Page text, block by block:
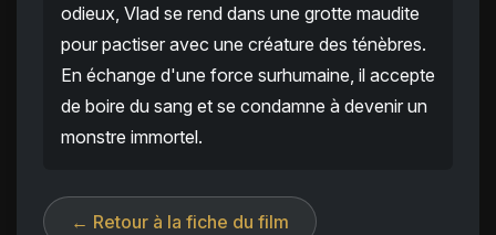
odieux, Vlad se rend dans une grotte maudite
pour pactiser avec une créature des ténèbres.
En échange d'une force surhumaine, il accepte
de boire du sang et se condamne à devenir un
monstre immortel.
← Retour à la fiche du film